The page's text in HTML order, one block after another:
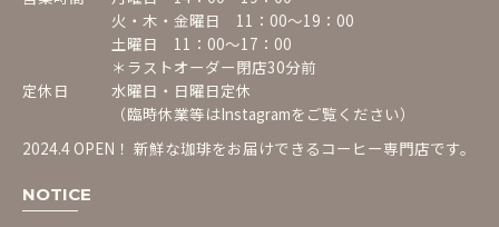
火・木・金曜日 11：00〜19：00
土曜日 11：00〜17：00
＊ラストオーダー閉店30分前
定休日
水曜日・日曜日定休
（臨時休業等はInstagramをご覧ください）
2024.4 OPEN！ 新鮮な珈琲をお届けできるコーヒー専門店です。
NOTICE